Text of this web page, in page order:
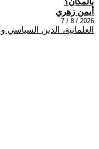
أيمن زهري
2026 / 8 / 7
العلمانية، الدين السياسي